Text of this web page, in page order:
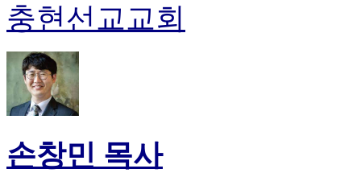
충현선교교회
손창민 목사